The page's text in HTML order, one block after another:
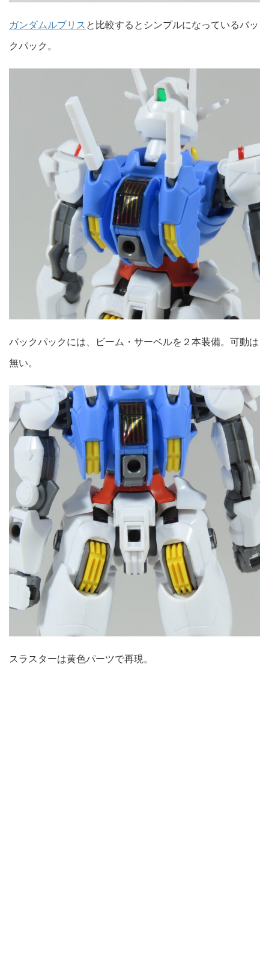
ガンダムルブリス と比較するとシンプルになっているバッ
クパック。
バックパックには、ビーム・サーベルを２本装備。可動は
無い。
スラスターは黄色パーツで再現。